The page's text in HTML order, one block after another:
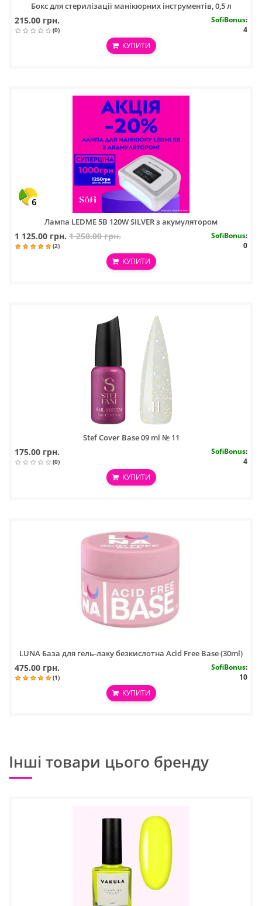
Бокс для стерилізації манікюрних інструментів, 0,5 л
215.00 грн.
(0)
SofiBonus:
4
КУПИТИ
6
Лампа LEDME 5B 120W SILVER з акумулятором
1 125.00 грн. 1 250.00 грн.
(2)
SofiBonus:
0
КУПИТИ
Stef Cover Base 09 ml № 11
175.00 грн.
(0)
SofiBonus:
4
КУПИТИ
LUNA База для гель-лаку безкислотна Acid Free Base (30ml)
475.00 грн.
(1)
SofiBonus:
10
КУПИТИ
Інші товари цього бренду